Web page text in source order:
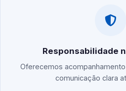
Responsabilidade
Oferecemos
comunicação clara